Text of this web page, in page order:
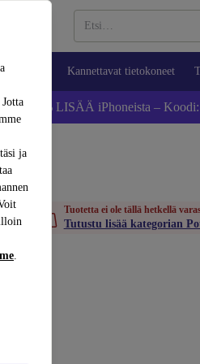
ja
.
Kannettavat tietokoneet
5 % LISÄÄ iPhoneista –
Tuotetta ei ole tällä hetkellä
Tutustu lisää kategorian